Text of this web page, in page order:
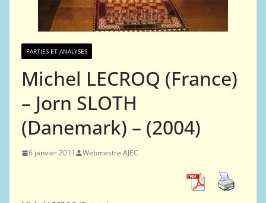
PARTIES ET ANALYSES
Michel LECROQ (France)
– Jorn SLOTH
(Danemark) – (2004)
6 janvier 2011 Webmestre AJEC